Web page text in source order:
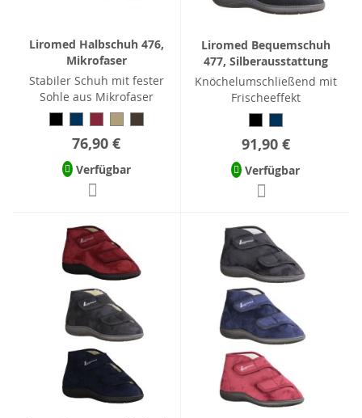
Liromed Halbschuh 476,
Mikrofaser
Stabiler Schuh mit fester
Sohle aus Mikrofaser
76,90 €
Verfügbar
Liromed Bequemschuh
477, Silberausstattung
Knöchelumschließend mit
Frischeeffekt
91,90 €
Verfügbar